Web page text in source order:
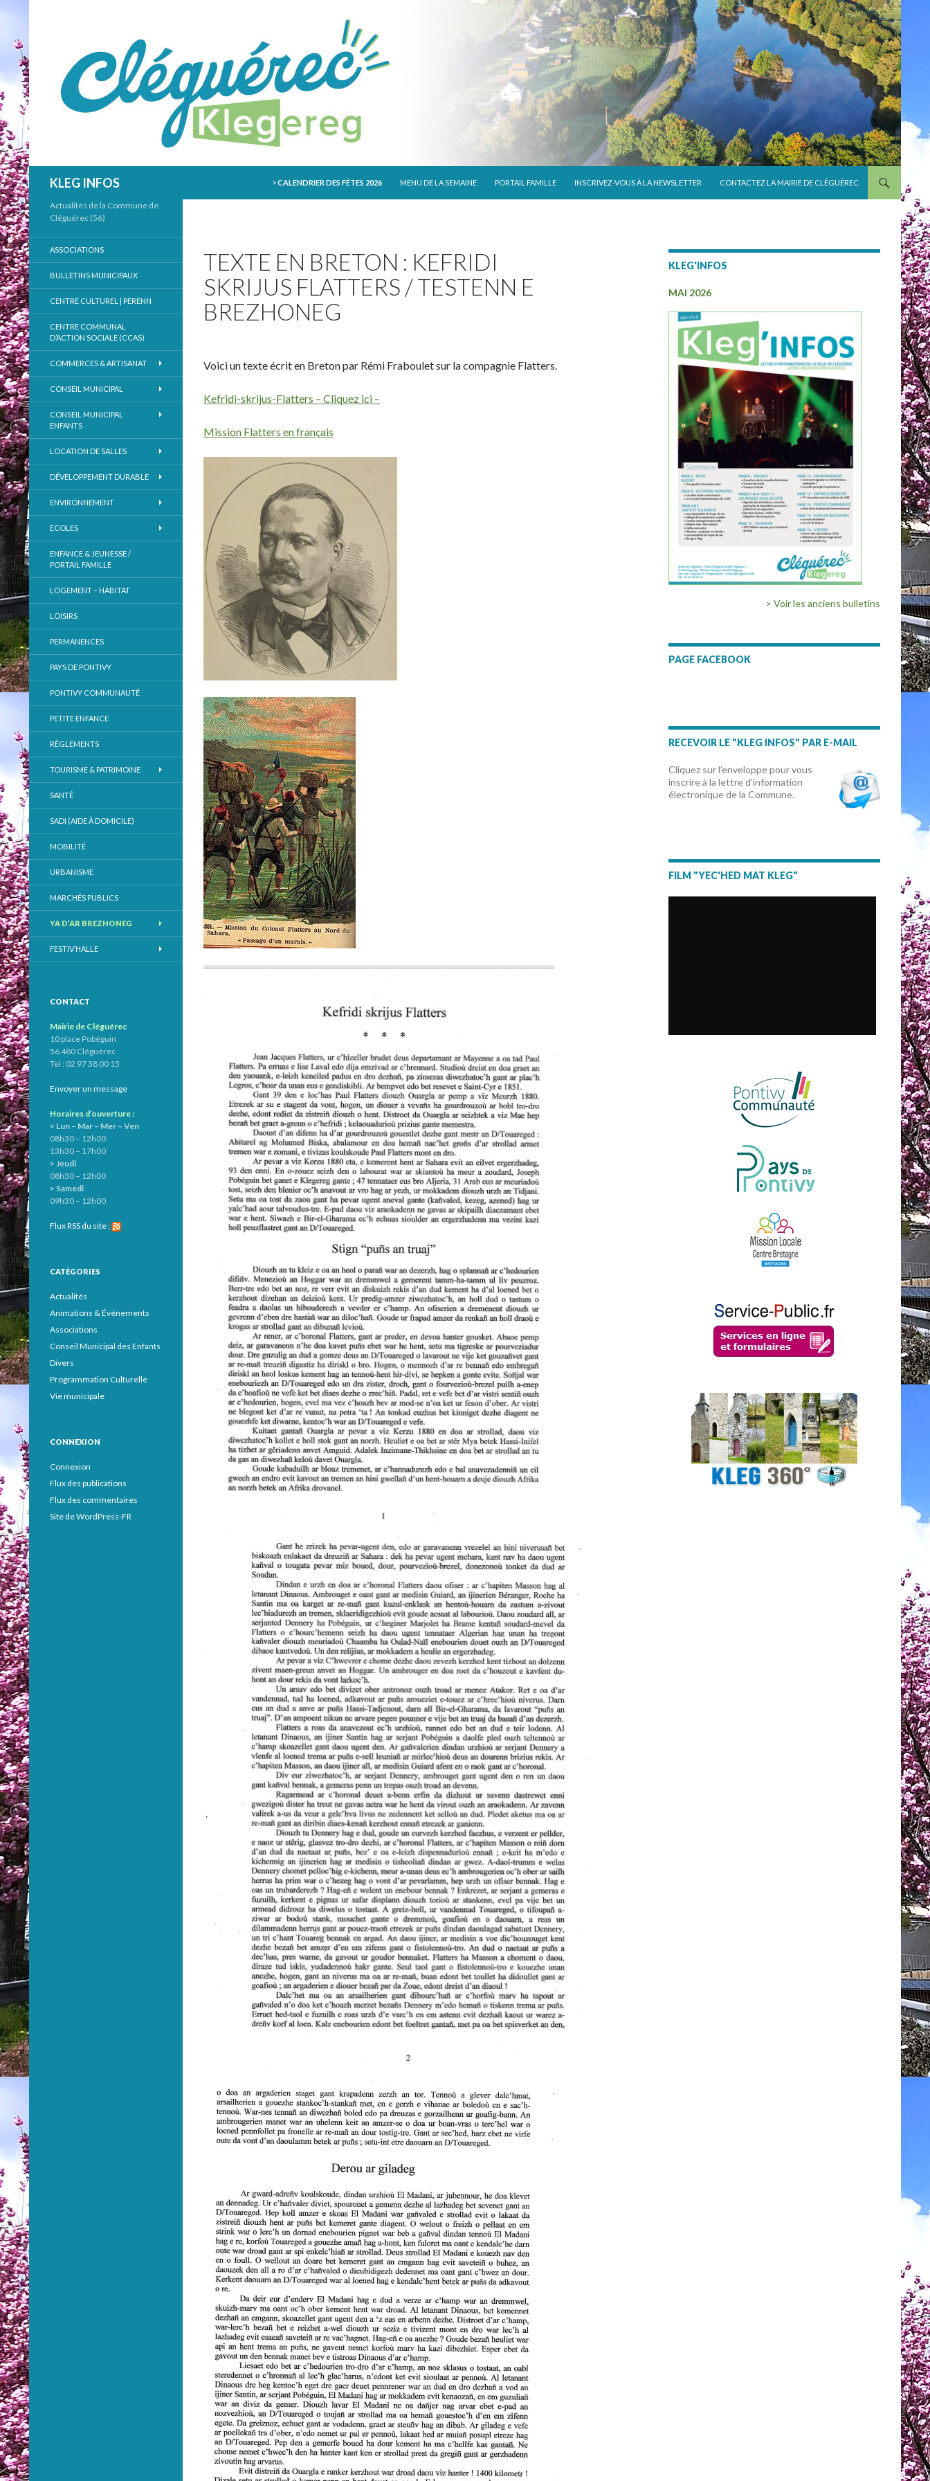
KLEG INFOS
>CALENDRIER DES FÊTES 2026 MENU DE LA SEMAINE PORTAIL FAMILLE INSCRIVEZ-VOUS À LA NEWSLETTER CONTACTEZ LA MAIRIE DE CLÉGUÉREC
TEXTE EN BRETON : KEFRIDI
SKRIJUS FLATTERS / TESTENN E
BREZHONEG
Voici un texte écrit en Breton par Rémi Fraboulet sur la compagnie Flatters.
Kefridi-skrijus-Flatters – Cliquez ici –
Mission Flatters en français
KLEG'INFOS
MAI 2026
> Voir les anciens bulletins
PAGE FACEBOOK
RECEVOIR LE "KLEG INFOS" PAR E-MAIL
Cliquez sur l’enveloppe pour vous
inscrire à la lettre d’information
électronique de la Commune.
FILM "YEC'HED MAT KLEG"
Actualités de la Commune de
Cléguérec (56)
ASSOCIATIONS
BULLETINS MUNICIPAUX
CENTRE CULTUREL | PERENN
CENTRE COMMUNAL
D’ACTION SOCIALE (CCAS)
COMMERCES & ARTISANAT
CONSEIL MUNICIPAL
CONSEIL MUNICIPAL
ENFANTS
LOCATION DE SALLES
DÉVELOPPEMENT DURABLE
ENVIRONNEMENT
ECOLES
ENFANCE & JEUNESSE /
PORTAIL FAMILLE
LOGEMENT – HABITAT
LOISIRS
PERMANENCES
PAYS DE PONTIVY
PONTIVY COMMUNAUTÉ
PETITE ENFANCE
RÈGLEMENTS
TOURISME & PATRIMOINE
SANTÉ
SADI (AIDE À DOMICILE)
MOBILITÉ
URBANISME
MARCHÉS PUBLICS
YA D’AR BREZHONEG
FESTIV’HALLE
CONTACT
Mairie de Cléguérec
10 place Pobéguin
56 480 Cléguérec
Tel : 02 97 38 00 15
Envoyer un message
Horaires d’ouverture :
> Lun – Mar – Mer – Ven
08h30 – 12h00
13h30 – 17h00
> Jeudi
08h30 – 12h00
> Samedi
09h30 – 12h00
Flux RSS du site :
CATÉGORIES
Actualités
Animations & Événements
Associations
Conseil Municipal des Enfants
Divers
Programmation Culturelle
Vie municipale
CONNEXION
Connexion
Flux des publications
Flux des commentaires
Site de WordPress-FR